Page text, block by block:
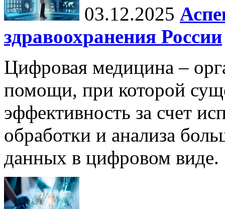
03.12.2025
здравоохранения России
Цифровая медицина –
помощи, при которой
эффективность за счет
обработки и анализа
данных в цифровом виде.